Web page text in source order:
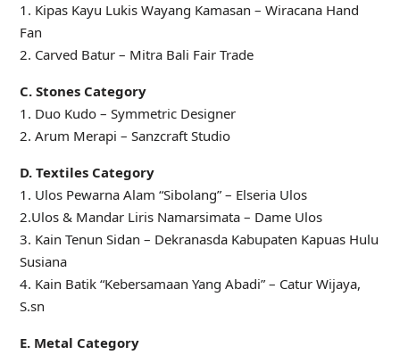
1. Kipas Kayu Lukis Wayang Kamasan – Wiracana Hand
Fan
2. Carved Batur – Mitra Bali Fair Trade
C. Stones Category
1. Duo Kudo – Symmetric Designer
2. Arum Merapi – Sanzcraft Studio
D. Textiles Category
1. Ulos Pewarna Alam “Sibolang” – Elseria Ulos
2.Ulos & Mandar Liris Namarsimata – Dame Ulos
3. Kain Tenun Sidan – Dekranasda Kabupaten Kapuas Hulu
Susiana
4. Kain Batik “Kebersamaan Yang Abadi” – Catur Wijaya,
S.sn
E. Metal Category